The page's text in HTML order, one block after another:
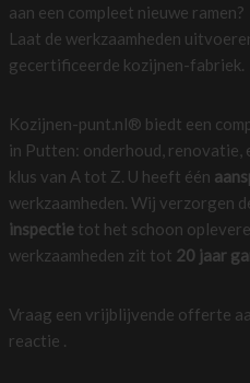
aan een compleet nieuwe ramen?
Laat de werkzaamheden
gecertificeerde kozijnen-fabriek.
Kozijnen-punt.nl® biedt een
in Putten: onderhoud, renovatie,
klus van A tot Z. U heeft één
werkzaamheden. Wij verzorgen
inspectietot het schoon
werkzaamheden zit tot 20 jaar
Vraag een vrijblijvende offerte
reactie .